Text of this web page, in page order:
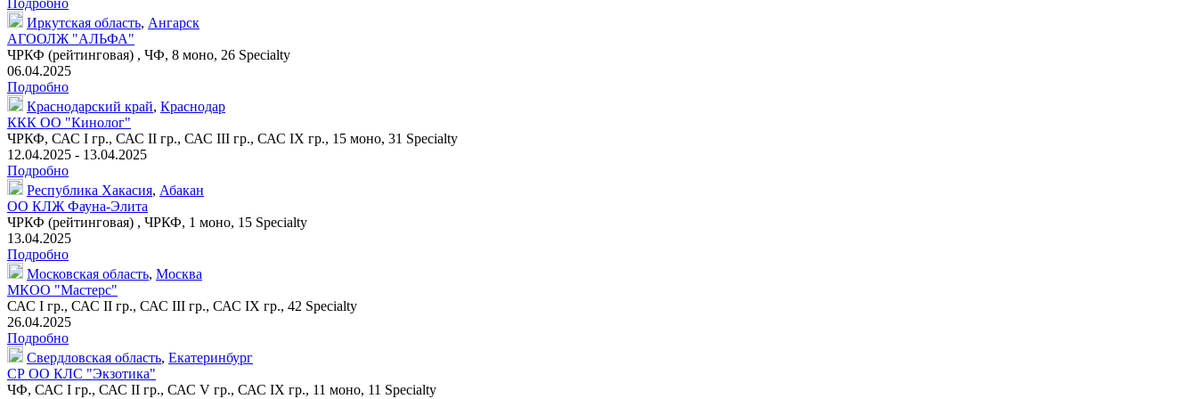
Иркутская область, Ангарск
АГООЛЖ "АЛЬФА"
ЧРКФ (рейтинговая) , ЧФ, 8 моно, 26 Specialty
06.04.2025
Подробно
Краснодарский край, Краснодар
ККК ОО "Кинолог"
ЧРКФ, САС I гр., САС II гр., САС III гр., САС IX гр., 15 моно, 31 Specialty
12.04.2025 - 13.04.2025
Подробно
Республика Хакасия, Абакан
ОО КЛЖ Фауна-Элита
ЧРКФ (рейтинговая) , ЧРКФ, 1 моно, 15 Specialty
13.04.2025
Подробно
Московская область, Москва
МКОО "Мастерс"
САС I гр., САС II гр., САС III гр., САС IX гр., 42 Specialty
26.04.2025
Подробно
Свердловская область, Екатеринбург
СР ОО КЛС "Экзотика"
ЧФ, САС I гр., САС II гр., САС V гр., САС IX гр., 11 моно, 11 Specialty